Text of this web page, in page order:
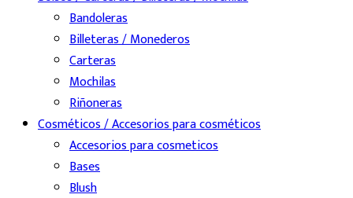
Bandoleras
Billeteras / Monederos
Carteras
Mochilas
Riñoneras
Cosméticos / Accesorios para cosméticos
Accesorios para cosmeticos
Bases
Blush